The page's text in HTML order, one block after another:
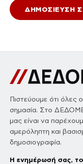
Πιστεύουμε ότι όλες
σημασία. Στο
μας είναι να
αμερόληπτη και
δημοσιογραφία.
Η ενημέρωσή σας,